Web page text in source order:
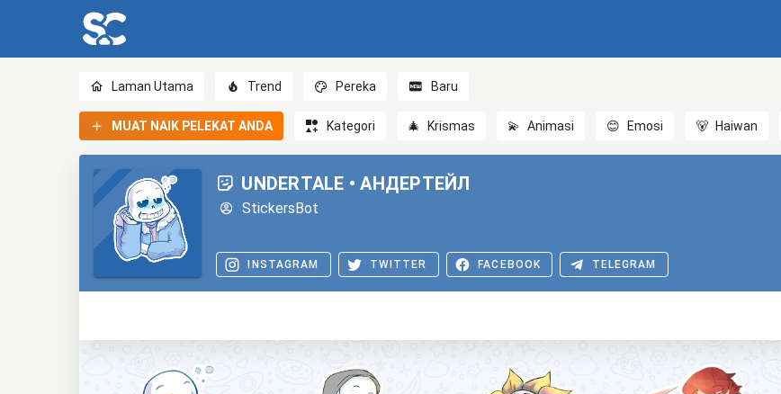
Laman Utama Trend Pereka Baru
MUAT NAIK PELEKAT ANDA Kategori 🎄 Krismas 💫 Animasi 😊 Emosi 🐻 Haiwan
UNDERTALE • АНДЕРТЕЙЛ
StickersBot
INSTAGRAM TWITTER FACEBOOK TELEGRAM